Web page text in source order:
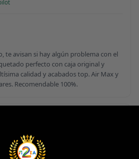
te avisan si hay algún problema con el
perfecto con caja original y
calidad y acabados top. Air Max y
Recomendable 100%.